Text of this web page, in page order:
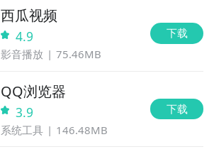
西瓜视频
4.9
影音播放 75.46MB
下载
QQ浏览器
3.9
系统工具 146.48MB
下载